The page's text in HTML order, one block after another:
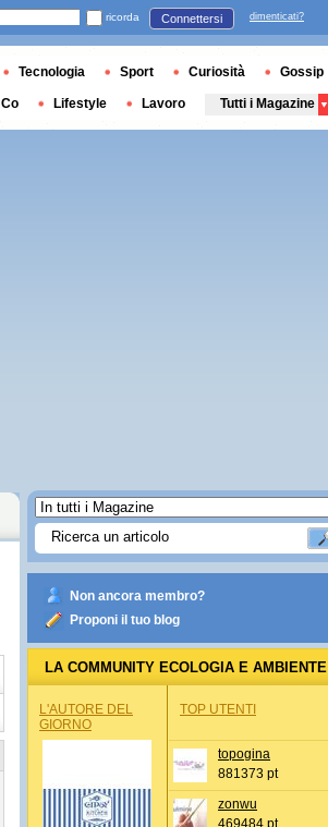
Non ancora membro?
Proponi il tuo blog
LA COMMUNITY ECOLOGIA E AMBIENTE
L'AUTORE DEL
GIORNO
TOP UTENTI
topogina
881373 pt
zonwu
469484 pt
ricorda Connettersi dimenticati?
Tecnologia Sport Curiosità Gossip
Lifestyle Lavoro Tutti i Magazine